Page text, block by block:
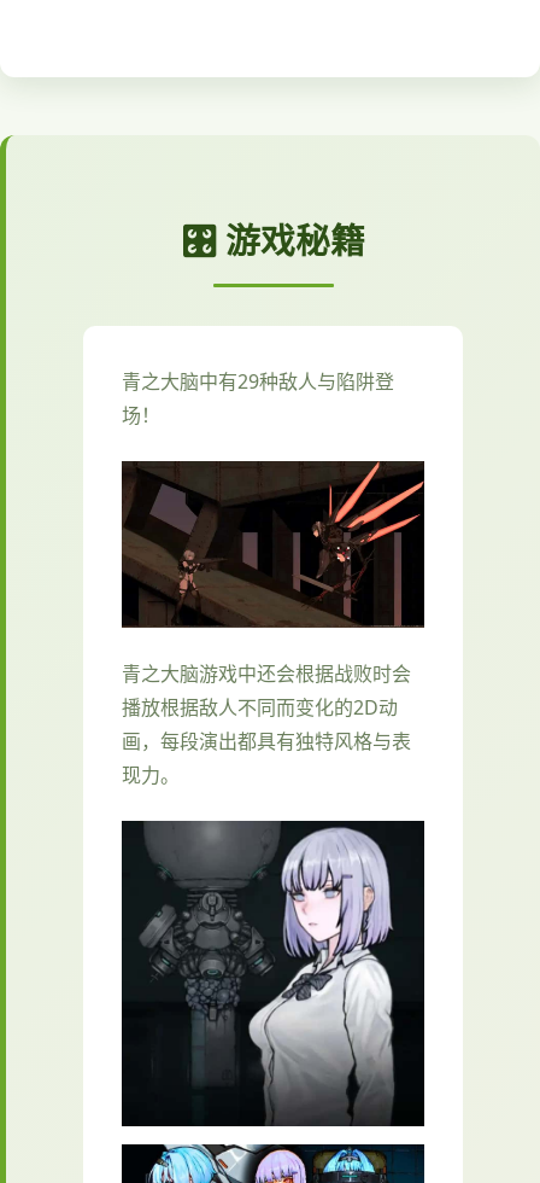
🎛️ 游戏秘籍
青之大脑中有29种敌人与陷阱登
场！
青之大脑游戏中还会根据战败时会
播放根据敌人不同而变化的2D动
画，每段演出都具有独特风格与表
现力。